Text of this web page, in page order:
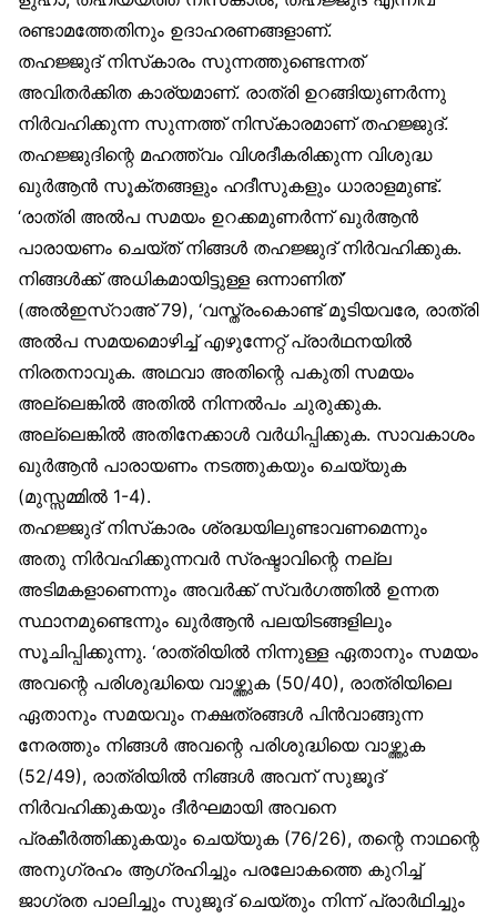
രണ്ടാമത്തേതിനും ഉദാഹരണങ്ങളാണ്.
തഹജ്ജുദ് നിസ്‌കാരം സുന്നത്തുണ്ടെന്നത്
അവിതർക്കിത കാര്യമാണ്. രാത്രി ഉറങ്ങിയുണർന്നു
നിർവഹിക്കുന്ന സുന്നത്ത് നിസ്‌കാരമാണ് തഹജ്ജുദ്.
തഹജ്ജുദിന്റെ മഹത്ത്വം വിശദീകരിക്കുന്ന വിശുദ്ധ
ഖുർആൻ സൂക്തങ്ങളും ഹദീസുകളും ധാരാളമുണ്ട്.
‘രാത്രി അൽപ സമയം ഉറക്കമുണർന്ന് ഖുർആൻ
പാരായണം ചെയ്ത് നിങ്ങൾ തഹജ്ജുദ് നിർവഹിക്കുക.
നിങ്ങൾക്ക് അധികമായിട്ടുള്ള ഒന്നാണിത്’
(അൽഇസ്‌റാഅ് 79), ‘വസ്ത്രംകൊണ്ട് മൂടിയവരേ, രാത്രി
അൽപ സമയമൊഴിച്ച് എഴുന്നേറ്റ് പ്രാർഥനയിൽ
നിരതനാവുക. അഥവാ അതിന്റെ പകുതി സമയം
അല്ലെങ്കിൽ അതിൽ നിന്നൽപം ചുരുക്കുക.
അല്ലെങ്കിൽ അതിനേക്കാൾ വർധിപ്പിക്കുക. സാവകാശം
ഖുർആൻ പാരായണം നടത്തുകയും ചെയ്യുക
(മുസ്സമ്മിൽ 1-4).
തഹജ്ജുദ് നിസ്‌കാരം ശ്രദ്ധയിലുണ്ടാവണമെന്നും
അതു നിർവഹിക്കുന്നവർ സ്രഷ്ടാവിന്റെ നല്ല
അടിമകളാണെന്നും അവർക്ക് സ്വർഗത്തിൽ ഉന്നത
സ്ഥാനമുണ്ടെന്നും ഖുർആൻ പലയിടങ്ങളിലും
സൂചിപ്പിക്കുന്നു. ‘രാത്രിയിൽ നിന്നുള്ള ഏതാനും സമയം
അവന്റെ പരിശുദ്ധിയെ വാഴ്ത്തുക (50/40), രാത്രിയിലെ
ഏതാനും സമയവും നക്ഷത്രങ്ങൾ പിൻവാങ്ങുന്ന
നേരത്തും നിങ്ങൾ അവന്റെ പരിശുദ്ധിയെ വാഴ്ത്തുക
(52/49), രാത്രിയിൽ നിങ്ങൾ അവന് സുജൂദ്
നിർവഹിക്കുകയും ദീർഘമായി അവനെ
പ്രകീർത്തിക്കുകയും ചെയ്യുക (76/26), തന്റെ നാഥന്റെ
അനുഗ്രഹം ആഗ്രഹിച്ചും പരലോകത്തെ കുറിച്ച്
ജാഗ്രത പാലിച്ചും സുജൂദ് ചെയ്തും നിന്ന് പ്രാർഥിച്ചും